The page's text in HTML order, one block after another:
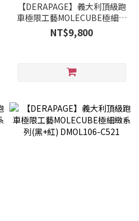
【DERAPAGE】義大利頂級跑
車極限工藝MOLECUBE極細緻
系列(黑) DMOL100-C541
NT$9,800